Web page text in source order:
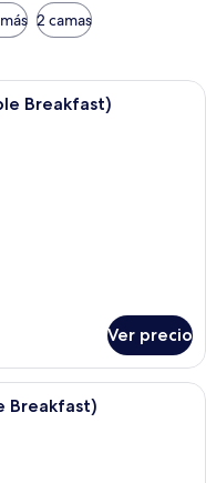
2 camas
de hotel moderna
Breakfast)
Ver precio
de hotel con cama,
Breakfast)